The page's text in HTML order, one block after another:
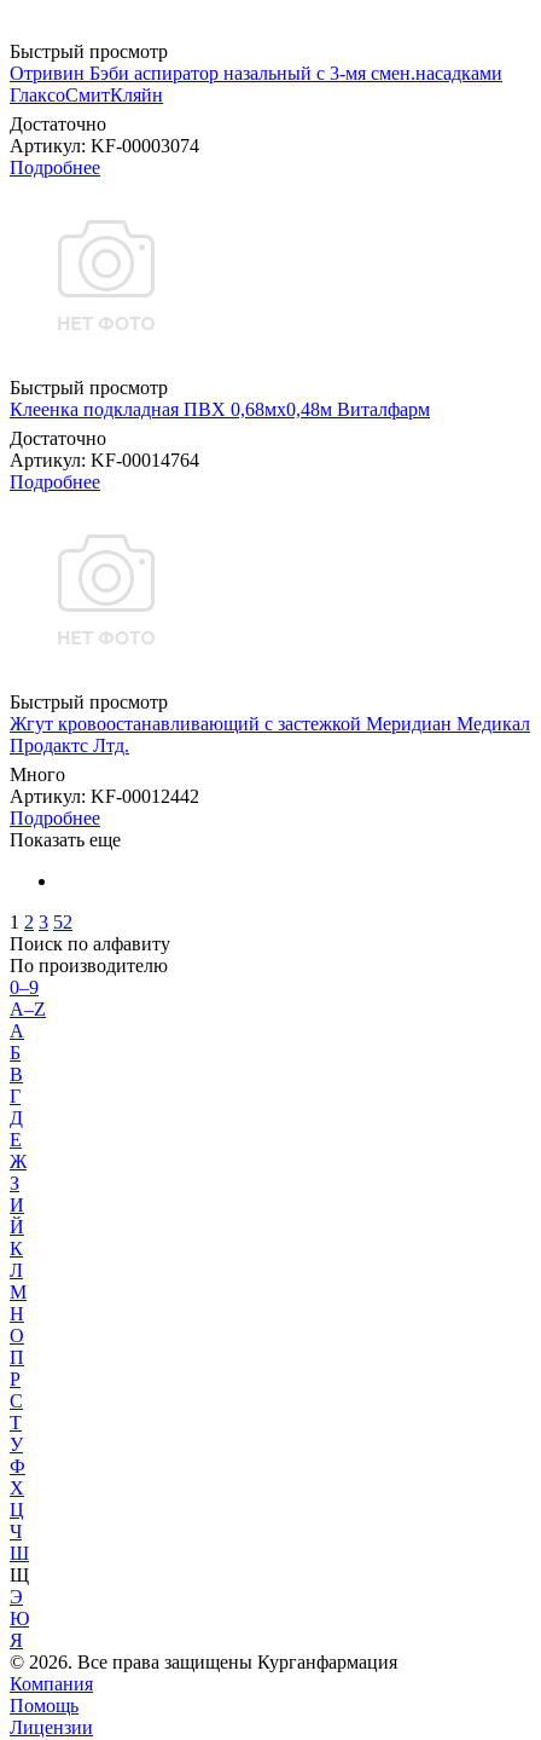
Быстрый просмотр
Отривин Бэби аспиратор назальный с 3-мя смен.насадками
ГлаксоСмитКляйн
Достаточно
Артикул: KF-00003074
Подробнее
Быстрый просмотр
Клеенка подкладная ПВХ 0,68мx0,48м Виталфарм
Достаточно
Артикул: KF-00014764
Подробнее
Быстрый просмотр
Жгут кровоостанавливающий с застежкой Меридиан Медикал
Продактс Лтд.
Много
Артикул: KF-00012442
Подробнее
Показать еще
1 2 3 52
Поиск по алфавиту
По производителю
0–9
A–Z
А
Б
В
Г
Д
Е
Ж
З
И
Й
К
Л
М
Н
О
П
Р
С
Т
У
Ф
Х
Ц
Ч
Ш
Щ
Э
Ю
Я
© 2026. Все права защищены Курганфармация
Компания
Помощь
Лицензии